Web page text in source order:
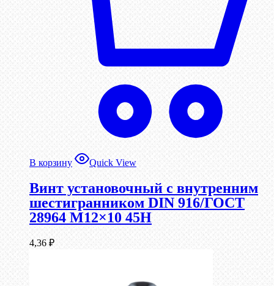
В корзину Quick View
Винт установочный с внутренним
шестигранником DIN 916/ГОСТ
28964 М12×10 45Н
4,36 ₽